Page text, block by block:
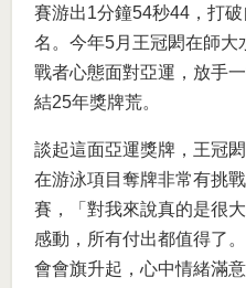
賽游出1分鐘54秒44，打
名。今年5月王冠閎在師大
戰者心態面對亞運，放手
結25年獎牌荒。
談起這面亞運獎牌，王冠
在游泳項目奪牌非常有挑
賽，「對我來說真的是很
感動，所有付出都值得了
會會旗升起，心中情緒滿